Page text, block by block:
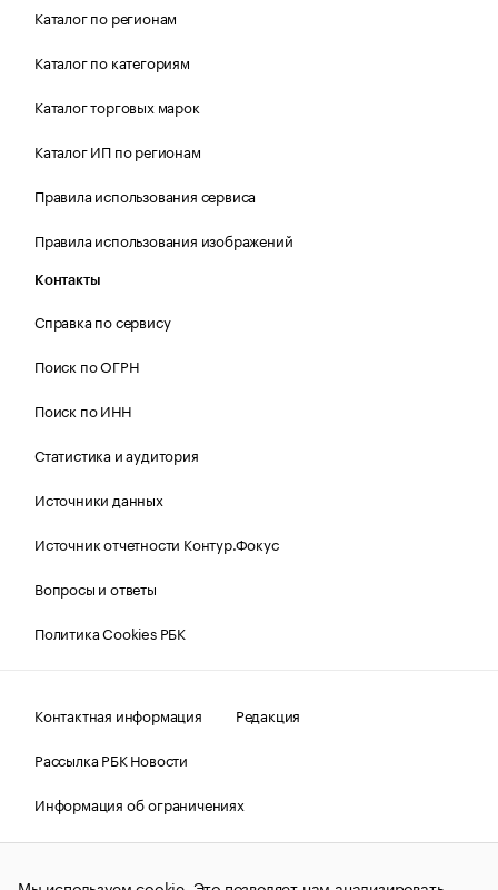
Каталог по регионам
Каталог по категориям
Каталог торговых марок
Каталог ИП по регионам
Правила использования сервиса
Правила использования изображений
Контакты
Справка по сервису
Поиск по ОГРН
Поиск по ИНН
Статистика и аудитория
Источники данных
Источник отчетности Контур.Фокус
Вопросы и ответы
Политика Cookies РБК
Контактная информация
Редакция
Рассылка РБК Новости
Информация об ограничениях
Правовая информация
О соблюдении авторских прав